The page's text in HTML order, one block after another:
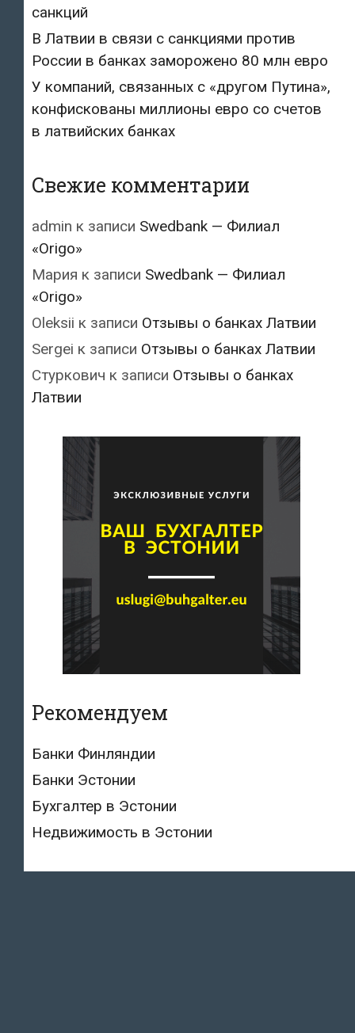
санкций
В Латвии в связи с санкциями против
России в банках заморожено 80 млн евро
У компаний, связанных с «другом Путина»,
конфискованы миллионы евро со счетов
в латвийских банках
Свежие комментарии
admin к записи Swedbank — Филиал
«Origo»
Мария к записи Swedbank — Филиал
«Origo»
Oleksii к записи Отзывы о банках Латвии
Sergei к записи Отзывы о банках Латвии
Стуркович к записи Отзывы о банках
Латвии
Рекомендуем
Банки Финляндии
Банки Эстонии
Бухгалтер в Эстонии
Недвижимость в Эстонии